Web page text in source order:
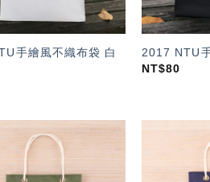
手繪風不織布袋 白
2017 NTU
NT$80
「願